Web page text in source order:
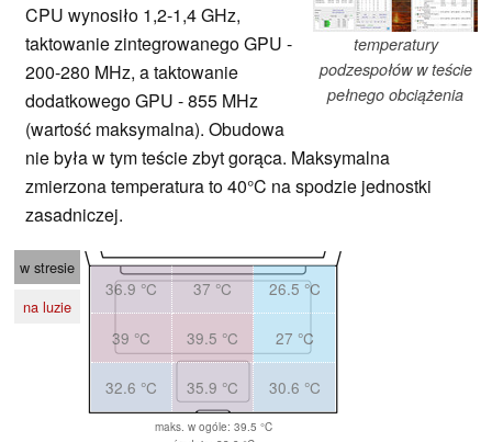
temperatury
podzespołów w teście
pełnego obciążenia
CPU wynosiło 1,2-1,4 GHz,
taktowanie zintegrowanego GPU -
200-280 MHz, a taktowanie
dodatkowego GPU - 855 MHz
(wartość maksymalna). Obudowa
nie była w tym teście zbyt gorąca. Maksymalna
zmierzona temperatura to 40°C na spodzie jednostki
zasadniczej.
w stresie
na luzie
36.9 °C 37 °C 26.5 °C
39 °C 39.5 °C 27 °C
32.6 °C 35.9 °C 30.6 °C
maks. w ogóle: 39.5 °C